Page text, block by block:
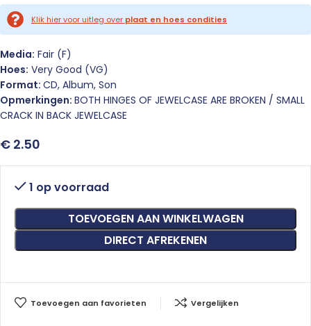
Klik hier voor uitleg over plaat en hoes condities
Media: Fair (F)
Hoes: Very Good (VG)
Format: CD, Album, Son
Opmerkingen: BOTH HINGES OF JEWELCASE ARE BROKEN / SMALL
CRACK IN BACK JEWELCASE
€ 2.50
1 op voorraad
TOEVOEGEN AAN WINKELWAGEN
DIRECT AFREKENEN
Toevoegen aan favorieten Vergelijken